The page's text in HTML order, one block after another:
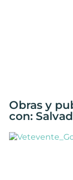
Obras y
con: